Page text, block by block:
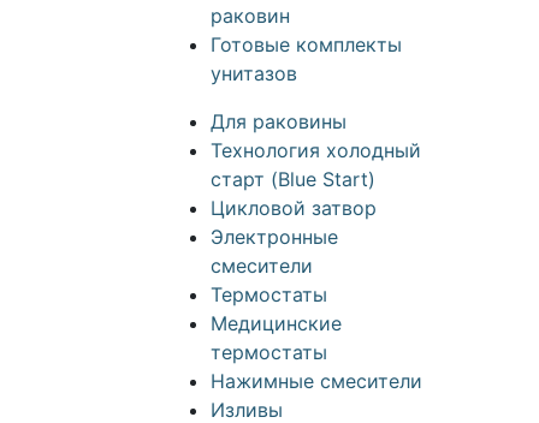
раковин
Готовые комплекты
унитазов
Для раковины
Технология холодный
старт (Blue Start)
Цикловой затвор
Электронные
смесители
Термостаты
Медицинские
термостаты
Нажимные смесители
Изливы